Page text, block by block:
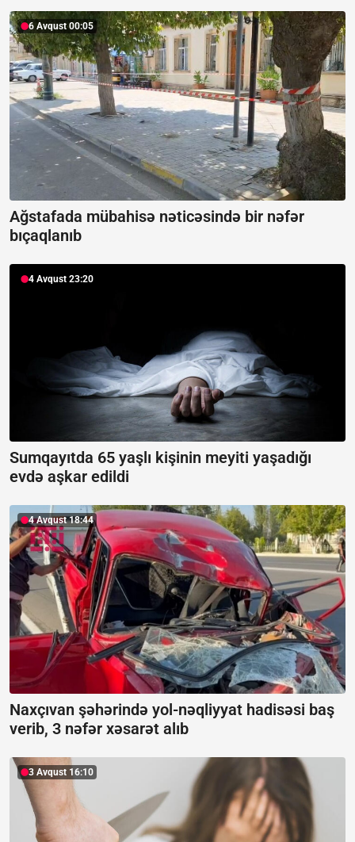
6 Avqust 00:05
Ağstafada mübahisə nəticəsində bir nəfər
bıçaqlanıb
4 Avqust 23:20
Sumqayıtda 65 yaşlı kişinin meyiti yaşadığı
evdə aşkar edildi
4 Avqust 18:44
Naxçıvan şəhərində yol-nəqliyyat hadisəsi baş
verib, 3 nəfər xəsarət alıb
3 Avqust 16:10